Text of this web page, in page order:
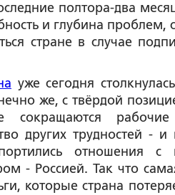
полтора-два
и глубина проблем,
стране в случае
уже сегодня
же, с твёрдой
сокращаются
других трудностей -
отношения с
- Россией. Так что
которые страна